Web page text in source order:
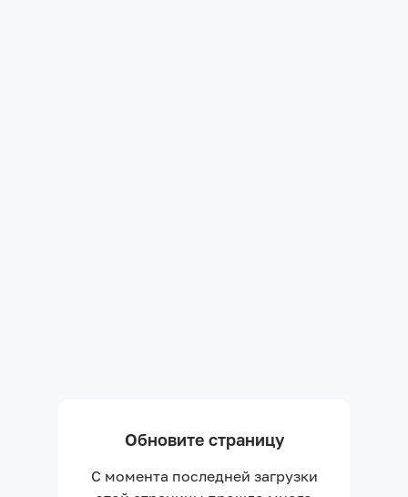
Обновите страницу
С момента последней загрузки